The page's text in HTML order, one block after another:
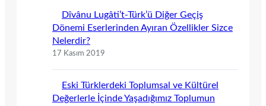
Dîvânu Lugâti’t-Türk’ü Diğer Geçiş
Dönemi Eserlerinden Ayıran Özellikler Sizce
Nelerdir?
17 Kasım 2019
Eski Türklerdeki Toplumsal ve Kültürel
Değerlerle İçinde Yaşadığımız Toplumun